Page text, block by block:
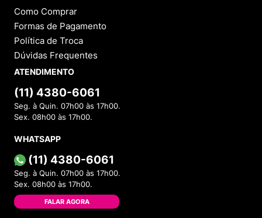
Como Comprar
Formas de Pagamento
Política de Troca
Dúvidas Frequentes
ATENDIMENTO
(11) 4380-6061
Seg. à Quin. 07h00 às 17h00.
Sex. 08h00 às 17h00.
WHATSAPP
(11) 4380-6061
Seg. à Quin. 07h00 às 17h00.
Sex. 08h00 às 17h00.
FALAR AGORA